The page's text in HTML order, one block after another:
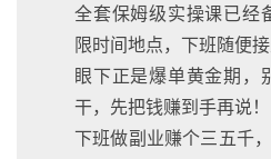
全套保姆级实操课已经
限时间地点，下班随便接
眼下正是爆单黄金期，
干，先把钱赚到手再说！
下班做副业赚个三五千